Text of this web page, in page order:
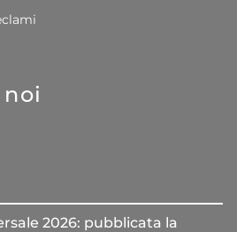
noi
2026: pubblicata la